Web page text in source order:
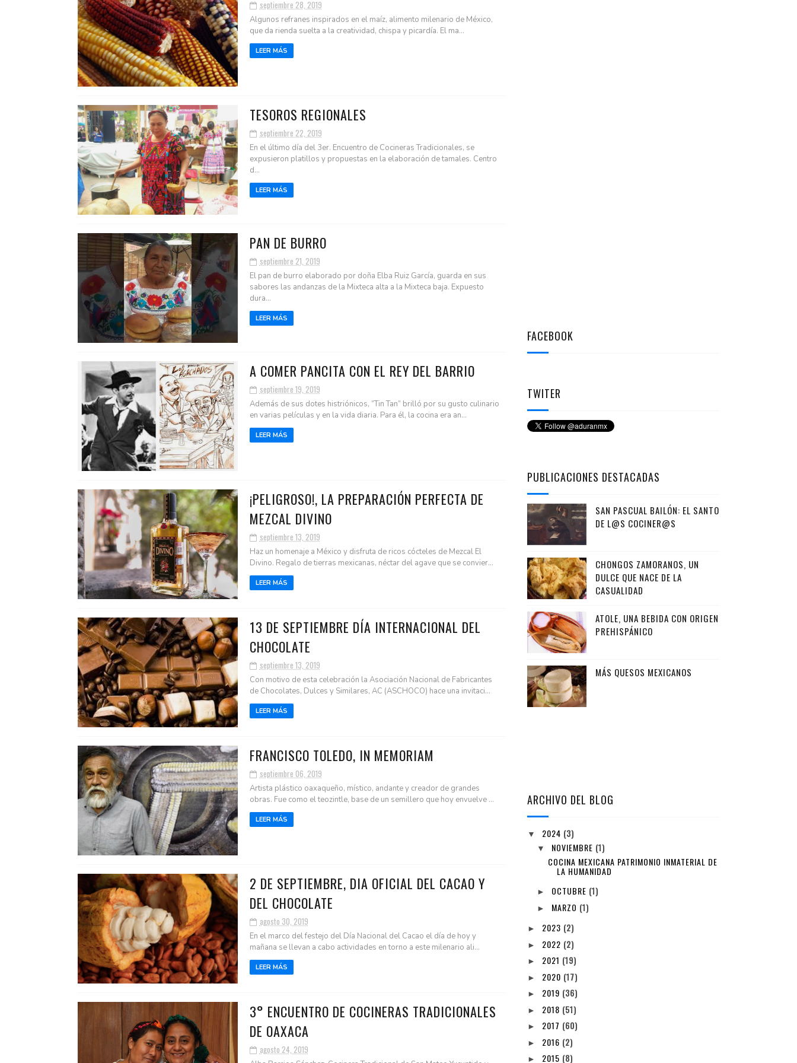
septiembre 28, 2019
Algunos refranes inspirados en el maíz, alimento milenario de México,
que da rienda suelta a la creatividad, chispa y picardía. El ma...
LEER MÁS
TESOROS REGIONALES
septiembre 22, 2019
En el último día del 3er. Encuentro de Cocineras Tradicionales, se
expusieron platillos y propuestas en la elaboración de tamales. Centro
d...
LEER MÁS
PAN DE BURRO
septiembre 21, 2019
El pan de burro elaborado por doña Elba Ruiz García, guarda en sus
sabores las andanzas de la Mixteca alta a la Mixteca baja. Expuesto
dura...
LEER MÁS
A COMER PANCITA CON EL REY DEL BARRIO
septiembre 19, 2019
Además de sus dotes histriónicos, “Tin Tan” brilló por su gusto culinario
en varias películas y en la vida diaria. Para él, la cocina era an...
LEER MÁS
¡PELIGROSO!, LA PREPARACIÓN PERFECTA DE
MEZCAL DIVINO
septiembre 13, 2019
Haz un homenaje a México y disfruta de ricos cócteles de Mezcal El
Divino. Regalo de tierras mexicanas, néctar del agave que se convier...
LEER MÁS
13 DE SEPTIEMBRE DÍA INTERNACIONAL DEL
CHOCOLATE
septiembre 13, 2019
Con motivo de esta celebración la Asociación Nacional de Fabricantes
de Chocolates, Dulces y Similares, AC (ASCHOCO) hace una invitaci...
LEER MÁS
FRANCISCO TOLEDO, IN MEMORIAM
septiembre 06, 2019
Artista plástico oaxaqueño, místico, andante y creador de grandes
obras. Fue como el teozintle, base de un semillero que hoy envuelve ...
LEER MÁS
2 DE SEPTIEMBRE, DIA OFICIAL DEL CACAO Y
DEL CHOCOLATE
agosto 30, 2019
En el marco del festejo del Día Nacional del Cacao el día de hoy y
mañana se llevan a cabo actividades en torno a este milenario ali...
LEER MÁS
3° ENCUENTRO DE COCINERAS TRADICIONALES
DE OAXACA
agosto 24, 2019
FACEBOOK
TWITER
PUBLICACIONES DESTACADAS
SAN PASCUAL BAILÓN: EL SANTO
DE L@S COCINER@S
CHONGOS ZAMORANOS, UN
DULCE QUE NACE DE LA
CASUALIDAD
ATOLE, UNA BEBIDA CON ORIGEN
PREHISPÁNICO
MÁS QUESOS MEXICANOS
ARCHIVO DEL BLOG
▼ 2024 (3)
▼ NOVIEMBRE (1)
COCINA MEXICANA PATRIMONIO INMATERIAL DE
LA HUMANIDAD
► OCTUBRE (1)
► MARZO (1)
► 2023 (2)
► 2022 (2)
► 2021 (19)
► 2020 (17)
► 2019 (36)
► 2018 (51)
► 2017 (60)
► 2016 (2)
► 2015 (8)